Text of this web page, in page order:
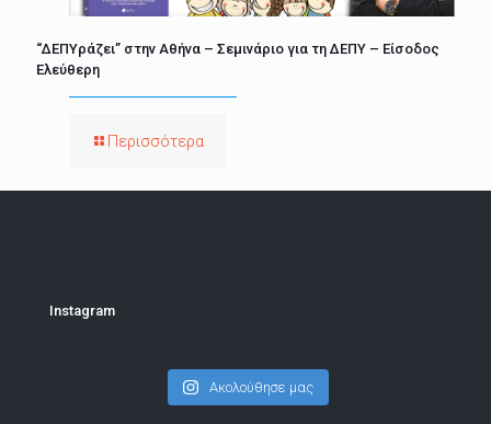
“ΔΕΠΥράζει” στην Αθήνα – Σεμινάριο για τη ΔΕΠΥ – Είσοδος
Ελεύθερη
Περισσότερα
Instagram
Ακολούθησε μας